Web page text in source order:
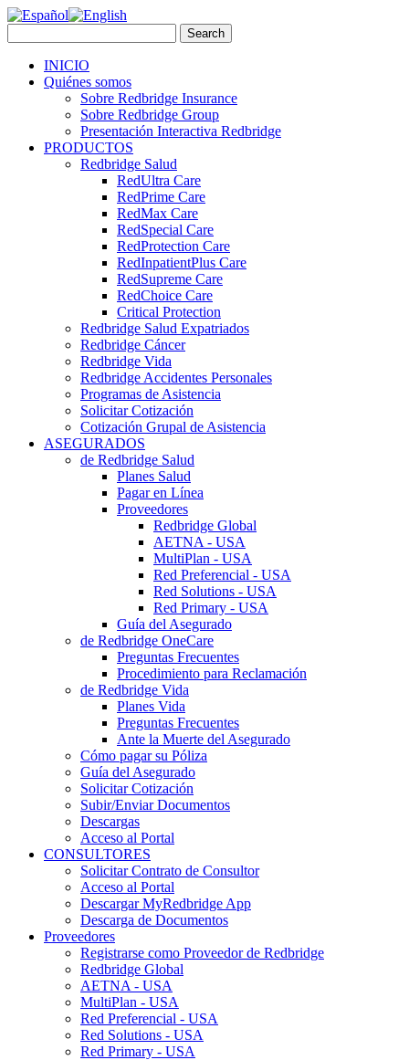
INICIO
Quiénes somos
Sobre Redbridge Insurance
Sobre Redbridge Group
Presentación Interactiva Redbridge
PRODUCTOS
Redbridge Salud
RedUltra Care
RedPrime Care
RedMax Care
RedSpecial Care
RedProtection Care
RedInpatientPlus Care
RedSupreme Care
RedChoice Care
Critical Protection
Redbridge Salud Expatriados
Redbridge Cáncer
Redbridge Vida
Redbridge Accidentes Personales
Programas de Asistencia
Solicitar Cotización
Cotización Grupal de Asistencia
ASEGURADOS
de Redbridge Salud
Planes Salud
Pagar en Línea
Proveedores
Redbridge Global
AETNA - USA
MultiPlan - USA
Red Preferencial - USA
Red Solutions - USA
Red Primary - USA
Guía del Asegurado
de Redbridge OneCare
Preguntas Frecuentes
Procedimiento para Reclamación
de Redbridge Vida
Planes Vida
Preguntas Frecuentes
Ante la Muerte del Asegurado
Cómo pagar su Póliza
Guía del Asegurado
Solicitar Cotización
Subir/Enviar Documentos
Descargas
Acceso al Portal
CONSULTORES
Solicitar Contrato de Consultor
Acceso al Portal
Descargar MyRedbridge App
Descarga de Documentos
Proveedores
Registrarse como Proveedor de Redbridge
Redbridge Global
AETNA - USA
MultiPlan - USA
Red Preferencial - USA
Red Solutions - USA
Red Primary - USA